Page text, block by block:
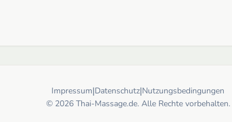
Impressum|Datenschutz|Nutzungsbedingungen
© 2026 Thai-Massage.de. Alle Rechte vorbehalten.